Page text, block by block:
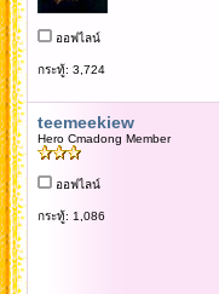
ออฟไลน์
กระทู้: 3,724
teemeekiew
Hero Cmadong Member
ออฟไลน์
กระทู้: 1,086